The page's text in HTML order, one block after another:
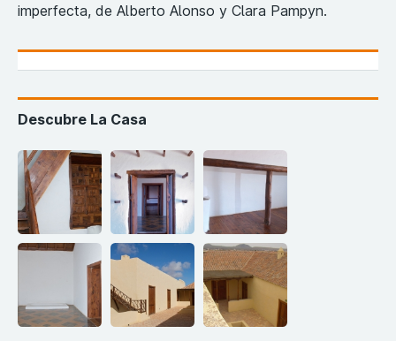
imperfecta, de Alberto Alonso y Clara Pampyn.
Descubre La Casa